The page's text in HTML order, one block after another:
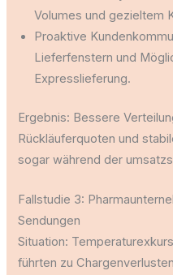
Volumes und gezieltem
Proaktive
Lieferfenstern und
Expresslieferung.
Ergebnis: Bessere
Rückläuferquoten und
sogar während der
Fallstudie 3:
Sendungen
Situation:
führten zu